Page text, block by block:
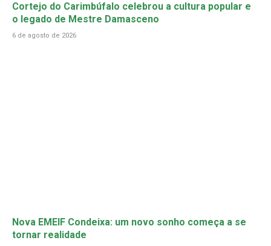
Cortejo do Carimbúfalo celebrou a cultura popular e
o legado de Mestre Damasceno
6 de agosto de 2026
Nova EMEIF Condeixa: um novo sonho começa a se
tornar realidade